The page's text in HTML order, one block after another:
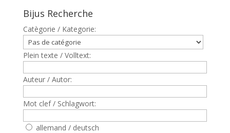
Bijus Recherche
Catègorie / Kategorie:
Plein texte / Volltext:
Auteur / Autor:
Mot clef / Schlagwort:
allemand / deutsch